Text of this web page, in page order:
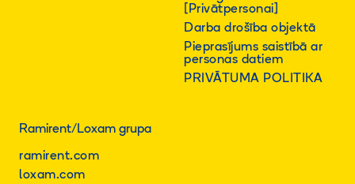
[Privātpersonai]
Darba drošība objektā
Pieprasījums saistībā ar
personas datiem
PRIVĀTUMA POLITIKA
Ramirent/Loxam grupa
ramirent.com
loxam.com